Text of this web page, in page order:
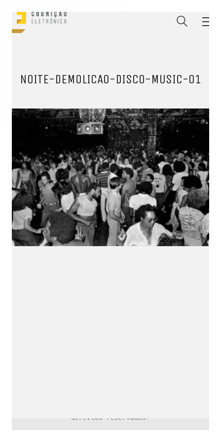
NOITE-DEMOLICAO-DISCO-MUSIC-01
ENTRE PARA O NOSSOMEMBERS CLUB
E receba códigos promocionais para festas, free
downloads e mais.
É grátis.
direitos reservados.